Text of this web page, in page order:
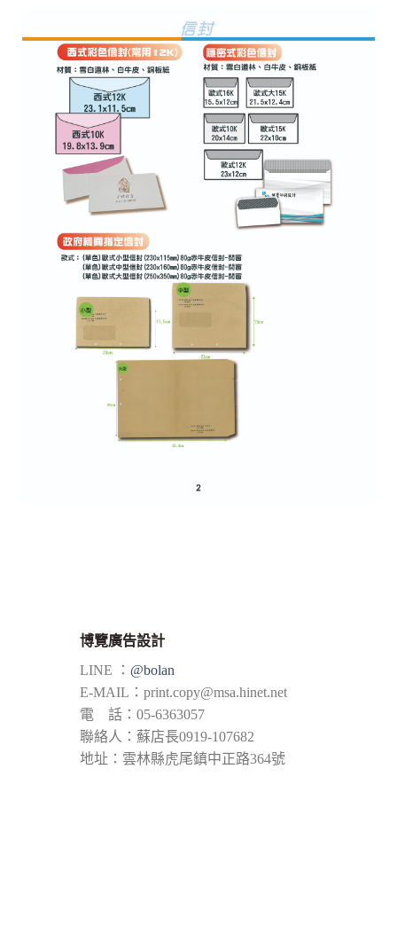
博覽廣告設計
LINE ： @bolan
E-MAIL： print.copy@msa.hinet.net
電 話：05-6363057
聯絡人：蘇店長0919-107682
地址：雲林縣虎尾鎮中正路364號